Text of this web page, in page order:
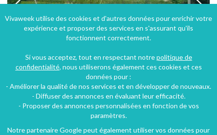
Saint-Saturnin-lès-Apt (28 km), Vaucluse, Provence-Alpes-Côte d'Azur, France
Vivaweek utilise des cookies et d'autres données pour enrichir votre
expérience et proposer des services en s'assurant qu'ils
fonctionnent correctement.
Si vous acceptez, tout en respectant notrepolitique de
confidentialité, nous utiliserons également ces cookies et ces
données pour :
- Améliorer la qualité de nos services et en développer de nouveaux.
- Diffuser des annonces en évaluant leur efficacité.
- Proposer des annonces personnalisées en fonction de vos
paramètres.
Notre partenaire Google peut également utiliser vos données pour